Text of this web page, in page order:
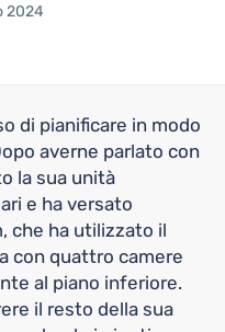
2024
di pianificare in modo
averne parlato con
la sua unità
e ha versato
che ha utilizzato il
con quattro camere
al piano inferiore.
il resto della sua